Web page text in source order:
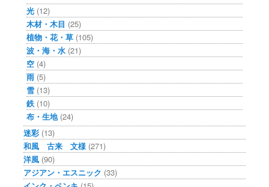
光 (12)
木材・木目 (25)
植物・花・草 (105)
波・海・水 (21)
空 (4)
雨 (5)
雪 (13)
鉄 (10)
布・生地(24)
迷彩 (13)
和風 古来 文様 (271)
洋風 (90)
アジアン・エスニック (33)